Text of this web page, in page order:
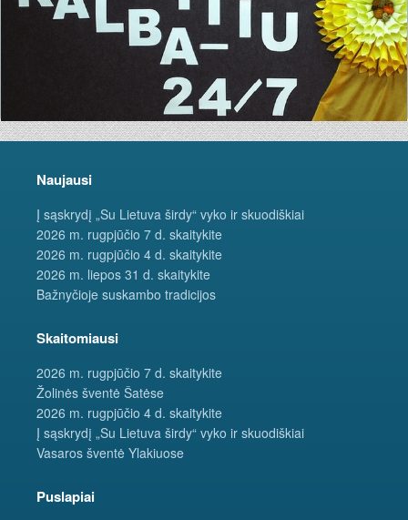
Naujausi
Į sąskrydį „Su Lietuva širdy“ vyko ir skuodiškiai
2026 m. rugpjūčio 7 d. skaitykite
2026 m. rugpjūčio 4 d. skaitykite
2026 m. liepos 31 d. skaitykite
Bažnyčioje suskambo tradicijos
Skaitomiausi
2026 m. rugpjūčio 7 d. skaitykite
Žolinės šventė Šatėse
2026 m. rugpjūčio 4 d. skaitykite
Į sąskrydį „Su Lietuva širdy“ vyko ir skuodiškiai
Vasaros šventė Ylakiuose
Puslapiai